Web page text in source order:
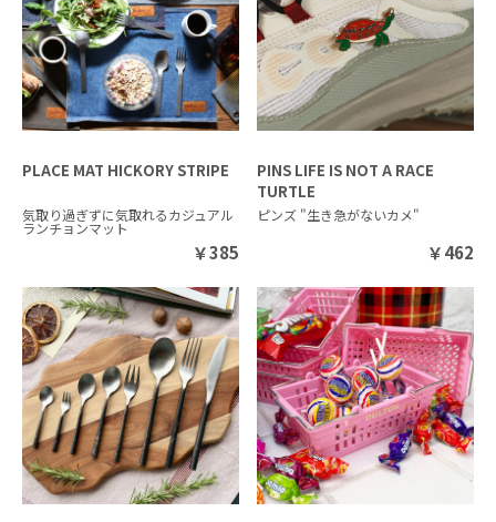
PLACE MAT HICKORY STRIPE
気取り過ぎずに気取れるカジュアル
ランチョンマット
￥385
PINS LIFE IS NOT A RACE
TURTLE
ピンズ "生き急がないカメ"
￥462